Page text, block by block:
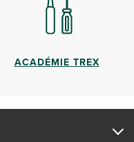
ACADÉMIE TREX